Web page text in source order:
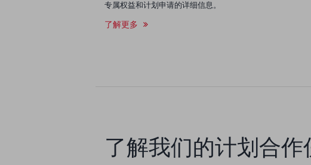
专属权益和计划申请的详细信息。
了解更多
了解我们的计划合作